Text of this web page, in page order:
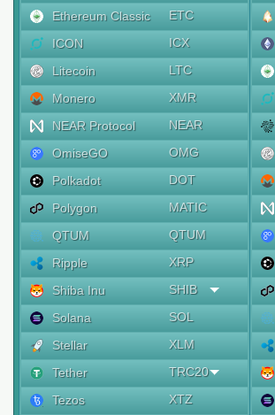
Ethereum Classic
ETC
ICON
ICX
Litecoin
LTC
Monero
XMR
NEAR Protocol
NEAR
OmiseGO
OMG
Polkadot
DOT
Polygon
MATIC
QTUM
QTUM
Ripple
XRP
Shiba Inu
SHIB
Solana
SOL
Stellar
XLM
Tether
TRC20
Tezos
XTZ